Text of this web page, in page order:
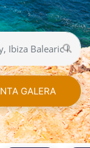
GALERA